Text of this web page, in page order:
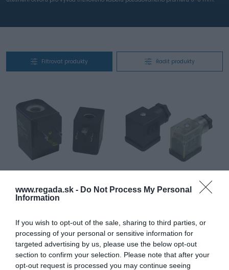
www.regada.sk - Do Not Process My Personal
Information
If you wish to opt-out of the sale, sharing to third parties, or
processing of your personal or sensitive information for
targeted advertising by us, please use the below opt-out
section to confirm your selection. Please note that after your
opt-out request is processed you may continue seeing
Filtrovat produkty Řadit produkty
Krytí:IP 65
Teplota okolí:-20 až 50 °C
V, 110 V, 220 V, 230 V / 50 Hz, 12 V,
24 V, 48 V, 110 V, 220 V, 230 V / 60
Hz
Zobrazit produkt
Krytí:IP 65
Počet pólů:2x pracovní, 1x
ochranný
Zobrazit produkt